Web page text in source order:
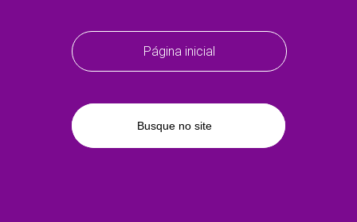
Página inicial